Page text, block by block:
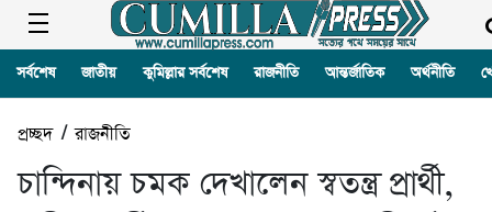
সর্বশেষ জাতীয় কুমিল্লার সর্বশেষ রাজনীতি আন্তর্জাতিক অর্থনীতি
প্রচ্ছদ/রাজনীতি
চান্দিনায় চমক দেখালেন স্বতন্ত্র প্রার্থী,